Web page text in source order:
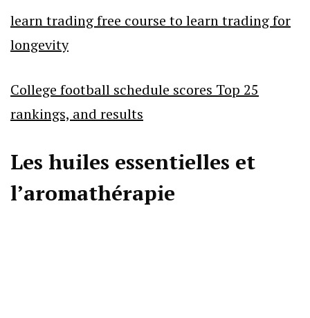
learn trading free course to learn trading for
longevity
College football schedule scores Top 25
rankings, and results
Les huiles essentielles et
l’aromathérapie